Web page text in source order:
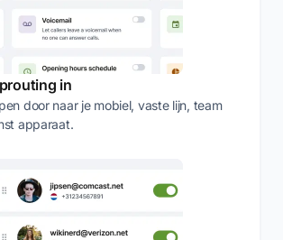
in
door naar je mobiel, vaste lijn, team
apparaat.